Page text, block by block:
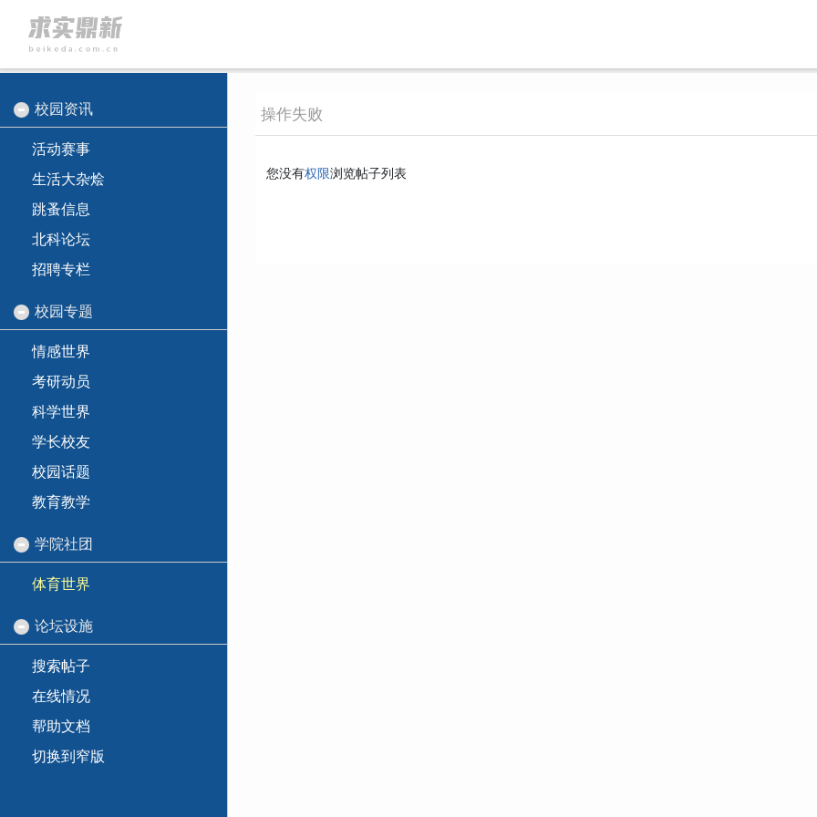
校园资讯
活动赛事
生活大杂烩
跳蚤信息
北科论坛
招聘专栏
校园专题
情感世界
考研动员
科学世界
学长校友
校园话题
教育教学
学院社团
体育世界
论坛设施
搜索帖子
在线情况
帮助文档
切换到窄版
操作失败
您没有权限浏览帖子列表